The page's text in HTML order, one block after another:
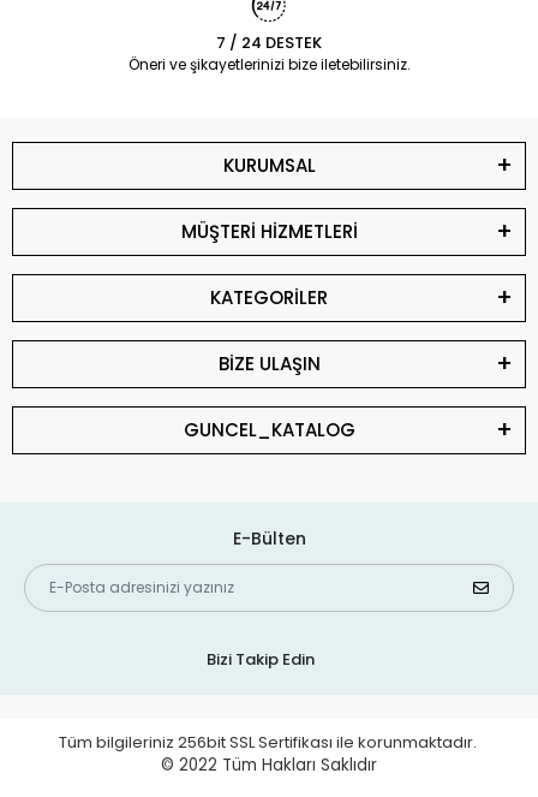
7 / 24 DESTEK
Öneri ve şikayetlerinizi bize iletebilirsiniz.
KURUMSAL
MÜŞTERİ HİZMETLERİ
KATEGORİLER
BİZE ULAŞIN
GUNCEL_KATALOG
E-Bülten
Bizi Takip Edin
Tüm bilgileriniz 256bit SSL Sertifikası ile korunmaktadır.
© 2022 Tüm Hakları Saklıdır